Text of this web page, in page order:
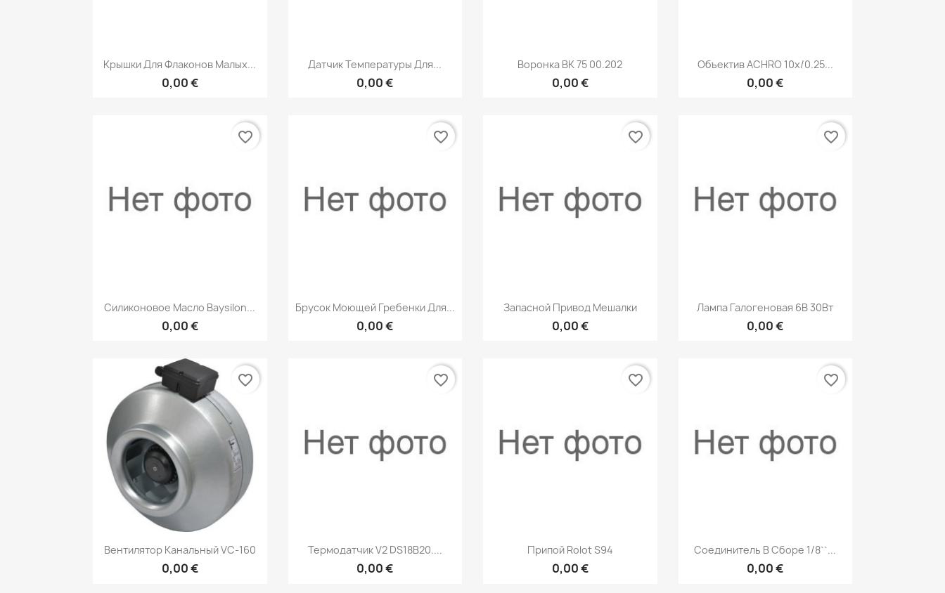
Быстрый просмотр
Крышки Для Флаконов Малых...
0,00 €
Быстрый просмотр
Датчик Температуры Для...
0,00 €
Быстрый просмотр
Воронка ВК 75 00.202
0,00 €
Быстрый просмотр
Объектив ACHRO 10x/0.25...
0,00 €
Быстрый просмотр
Силиконовое Масло Baysilon...
0,00 €
favorite_border
Быстрый просмотр
Брусок Моющей Гребенки Для...
0,00 €
favorite_border
Быстрый просмотр
Запасной Привод Мешалки
0,00 €
favorite_border
Быстрый просмотр
Лампа Галогеновая 6В 30Вт
0,00 €
favorite_border
Быстрый просмотр
Вентилятор Канальный VC-160
0,00 €
favorite_border
Быстрый просмотр
Термодатчик V2 DS18B20....
0,00 €
favorite_border
Быстрый просмотр
Припой Rolot S94
0,00 €
favorite_border
Быстрый просмотр
Соединитель В Сборе 1/8``...
0,00 €
favorite_border